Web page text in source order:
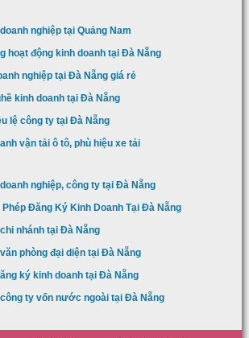
nghiệp tại Quảng Nam
hoạt động kinh doanh tại Đà Nẵng
nghiệp tại Đà Nẵng giá rẻ
kinh doanh tại Đà Nẵng
lệ công ty tại Đà Nẵng
vận tải ô tô, phù hiệu xe tải
nghiệp, công ty tại Đà Nẵng
Đăng Ký Kinh Doanh Tại Đà Nẵng
nhánh tại Đà Nẵng
phòng đại diện tại Đà Nẵng
ký kinh doanh tại Đà Nẵng
ty vốn nước ngoài tại Đà Nẵng